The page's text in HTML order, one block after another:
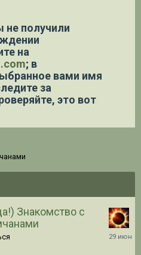
не получили
на
; в
вами имя
за
это вот
Знакомство с